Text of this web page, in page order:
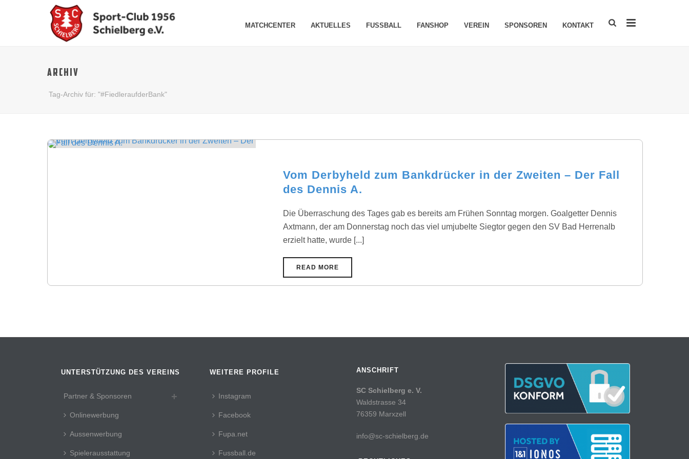
MATCHCENTER AKTUELLES FUSSBALL FANSHOP VEREIN SPONSOREN KONTAKT
ARCHIV
Tag-Archiv für: "#FiedleraufderBank"
Vom Derbyheld zum Bankdrücker in der Zweiten – Der Fall
des Dennis A.
Die Überraschung des Tages gab es bereits am Frühen Sonntag morgen. Goalgetter Dennis
Axtmann, der am Donnerstag noch das viel umjubelte Siegtor gegen den SV Bad Herrenalb
erzielt hatte, wurde [...]
READ MORE
UNTERSTÜTZUNG DES VEREINS
Partner & Sponsoren
Onlinewerbung
Aussenwerbung
Spielerausstattung
WEITERE PROFILE
Instagram
Facebook
Fupa.net
Fussball.de
ANSCHRIFT
SC Schielberg e. V.
Waldstrasse 34
76359 Marxzell
info@sc-schielberg.de